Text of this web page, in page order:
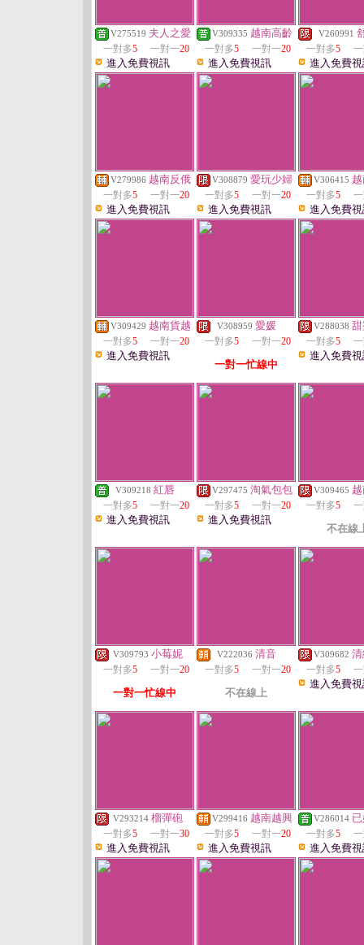
V275519 夫人之愛
一對多5 一對一20
進入免費視訊
V309335 越南高齡
一對多5 一對一20
進入免費視訊
V260991
一對多5
進入免費
V279986 越南反俄
一對多5 一對一20
進入免費視訊
V308879 愛玩少婦
一對多5 一對一20
進入免費視訊
V306415
一對多5
進入免費
V309429 越南貨越
一對多5 一對一20
進入免費視訊
V308959 愛媛
一對多5 一對一20
一對一忙線中
V288038
一對多5
進入免費
V309218 紅唇
一對多5 一對一20
進入免費視訊
V297475 淘氣包包
一對多5 一對一20
進入免費視訊
V309465
一對多5
不在線
V309793 小莓妮
一對多5 一對一20
一對一忙線中
V222036 清音
一對多5 一對一20
不在線上
V309682
一對多5
進入免費
V293214 榴彈砲
一對多5 一對一30
進入免費視訊
V299416 越南越興
一對多5 一對一20
進入免費視訊
V286014
一對多5
進入免費